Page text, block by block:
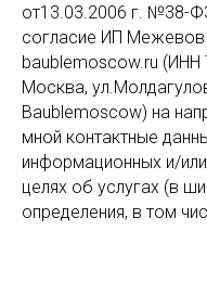
от13.03.2006 г. №38-
согласие ИП Межевов
baublemoscow.ru (ИНН
Москва,
Baublemoscow) на
мной контактные
информационных и/
целях об услугах (в
определения, в том